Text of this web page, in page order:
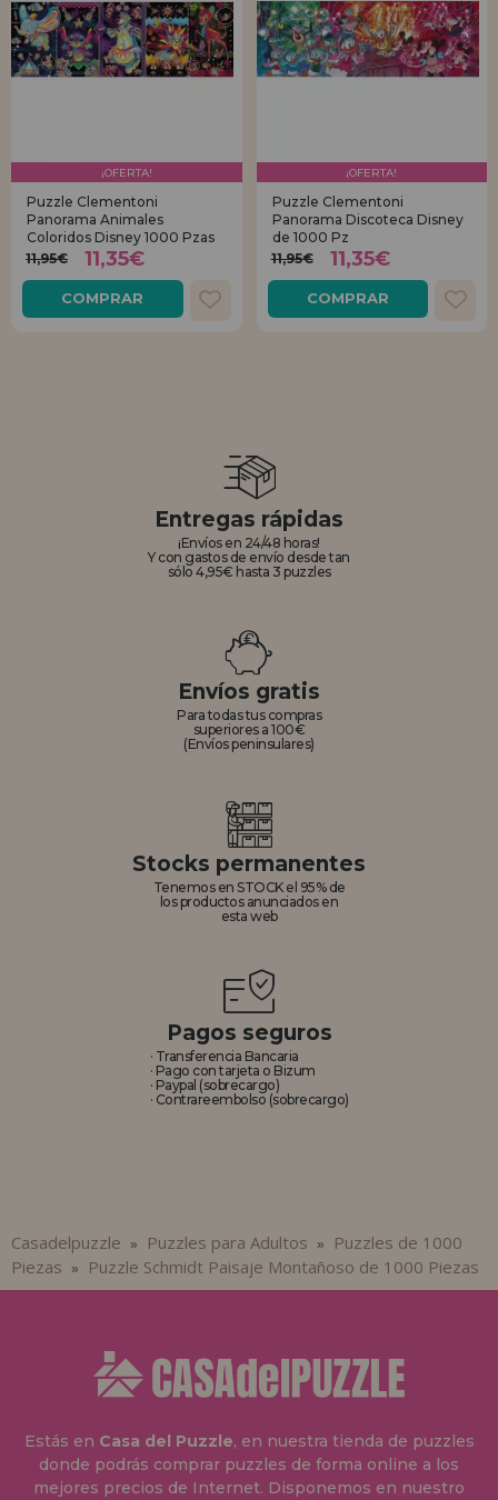
¡OFERTA!
Puzzle Clementoni
Panorama Animales
Coloridos Disney 1000 Pzas
11,95€
11,35€
COMPRAR
¡OFERTA!
Puzzle Clementoni
Panorama Discoteca Disney
de 1000 Pz
11,95€
11,35€
COMPRAR
Entregas rápidas
¡Envíos en 24/48 horas!
Y con gastos de envío desde tan
sólo 4,95€ hasta 3 puzzles
Envíos gratis
Para todas tus compras
superiores a 100€
(Envíos peninsulares)
Stocks permanentes
Tenemos en STOCK el 95% de
los productos anunciados en
esta web
Pagos seguros
· Transferencia Bancaria
· Pago con tarjeta o Bizum
· Paypal (sobrecargo)
· Contrareembolso (sobrecargo)
Casadelpuzzle » Puzzles para Adultos »
Puzzles de 1000
Piezas » Puzzle Schmidt Paisaje Montañoso de 1000 Piezas
Estás en Casa del Puzzle, en nuestra tienda de puzzles
donde podrás comprar puzzles de forma online a los
mejores precios de Internet. Disponemos en nuestro